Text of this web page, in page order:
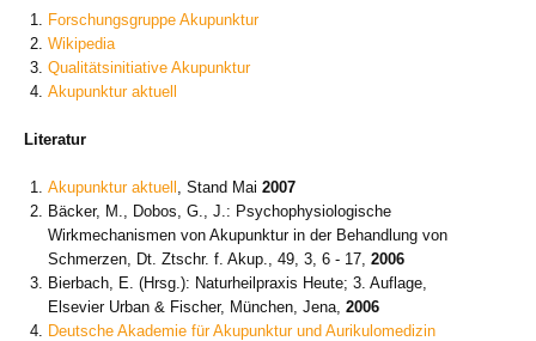
Forschungsgruppe Akupunktur
Wikipedia
Qualitätsinitiative Akupunktur
Akupunktur aktuell
Literatur
Akupunktur aktuell , Stand Mai 2007
Bäcker, M., Dobos, G., J.: Psychophysiologische
Wirkmechanismen von Akupunktur in der Behandlung von
Schmerzen, Dt. Ztschr. f. Akup., 49, 3, 6 - 17, 2006
Bierbach, E. (Hrsg.): Naturheilpraxis Heute; 3. Auflage,
Elsevier Urban & Fischer, München, Jena, 2006
Deutsche Akademie für Akupunktur und Aurikulomedizin